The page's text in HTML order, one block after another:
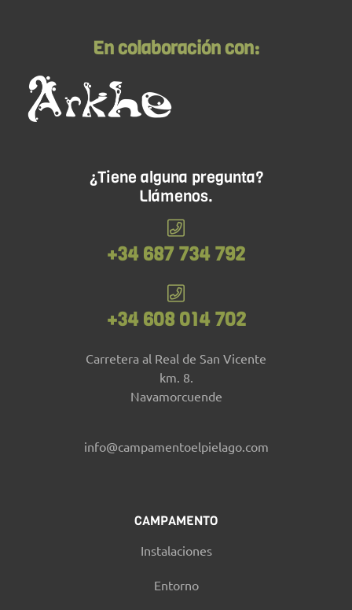
En colaboración con:
¿Tiene alguna pregunta?
Llámenos.
+34 687 734 792
+34 608 014 702
Carretera al Real de San Vicente
km. 8.
Navamorcuende
info@campamentoelpielago.com
CAMPAMENTO
Instalaciones
Entorno